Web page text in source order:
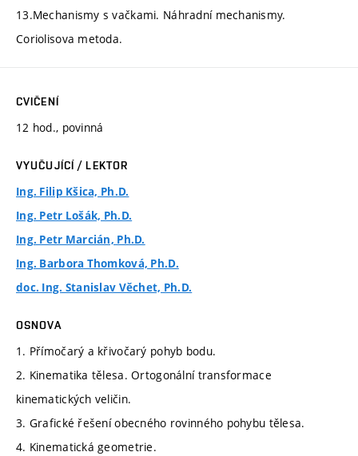
13.Mechanismy s vačkami. Náhradní mechanismy.
Coriolisova metoda.
CVIČENÍ
12 hod., povinná
VYUČUJÍCÍ / LEKTOR
Ing. Filip Kšica, Ph.D.
Ing. Petr Lošák, Ph.D.
Ing. Petr Marcián, Ph.D.
Ing. Barbora Thomková, Ph.D.
doc. Ing. Stanislav Věchet, Ph.D.
OSNOVA
1. Přímočarý a křivočarý pohyb bodu.
2. Kinematika tělesa. Ortogonální transformace
kinematických veličin.
3. Grafické řešení obecného rovinného pohybu tělesa.
4. Kinematická geometrie.